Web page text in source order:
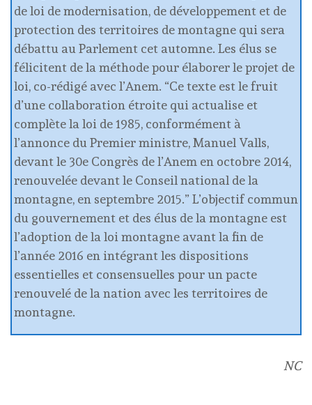
de loi de modernisation, de développement et de
protection des territoires de montagne qui sera
débattu au Parlement cet automne. Les élus se
félicitent de la méthode pour élaborer le projet de
loi, co-rédigé avec l’Anem. “Ce texte est le fruit
d’une collaboration étroite qui actualise et
complète la loi de 1985, conformément à
l’annonce du Premier ministre, Manuel Valls,
devant le 30e Congrès de l’Anem en octobre 2014,
renouvelée devant le Conseil national de la
montagne, en septembre 2015.” L’objectif commun
du gouvernement et des élus de la montagne est
l’adoption de la loi montagne avant la fin de
l’année 2016 en intégrant les dispositions
essentielles et consensuelles pour un pacte
renouvelé de la nation avec les territoires de
montagne.
NC